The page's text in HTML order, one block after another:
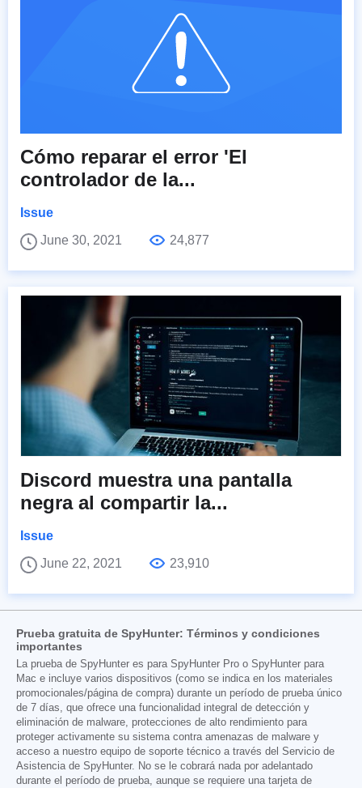
Cómo reparar el error 'El
controlador de la...
Issue
June 30, 2021
24,877
Discord muestra una pantalla
negra al compartir la...
Issue
June 22, 2021
23,910
Prueba gratuita de SpyHunter: Términos y condiciones
importantes
La prueba de SpyHunter es para SpyHunter Pro o SpyHunter para
Mac e incluye varios dispositivos (como se indica en los materiales
promocionales/página de compra) durante un período de prueba único
de 7 días, que ofrece una funcionalidad integral de detección y
eliminación de malware, protecciones de alto rendimiento para
proteger activamente su sistema contra amenazas de malware y
acceso a nuestro equipo de soporte técnico a través del Servicio de
Asistencia de SpyHunter. No se le cobrará nada por adelantado
durante el período de prueba, aunque se requiere una tarjeta de